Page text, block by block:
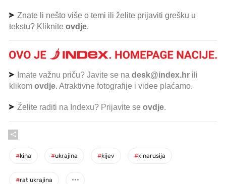
Znate li nešto više o temi ili želite prijaviti grešku u
tekstu? Kliknite ovdje.
Imate važnu priču? Javite se na desk@index.hr ili
klikom ovdje. Atraktivne fotografije i videe plaćamo.
Želite raditi na Indexu? Prijavite se ovdje.
#kina #ukrajina #kijev #kinarusija
#rat ukrajina